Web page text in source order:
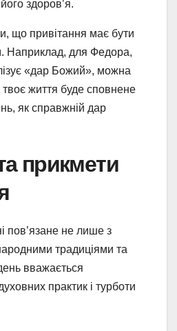
здоров’я.
що привітання має бути
Наприклад, для Федора,
«дар Божий», можна
життя буде сповнене
як справжній дар
прикмети
пов’язане не лише з
традиціями та
вважається
практик і турботи